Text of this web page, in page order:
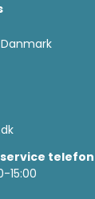
telefon
15:00